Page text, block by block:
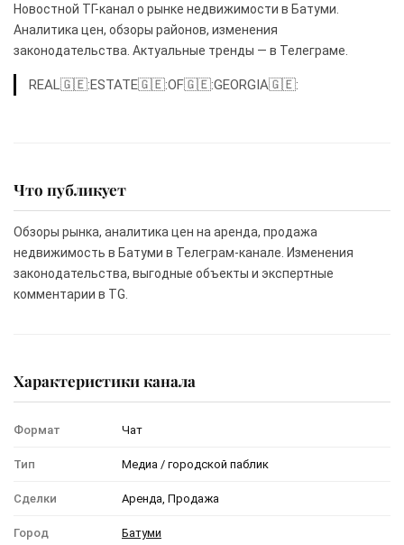
Новостной ТГ-канал о рынке недвижимости в Батуми.
Аналитика цен, обзоры районов, изменения
законодательства. Актуальные тренды — в Телеграме.
REAL🇬🇪:ESTATE🇬🇪:OF🇬🇪:GEORGIA🇬🇪:
Что публикует
Обзоры рынка, аналитика цен на аренда, продажа
недвижимость в Батуми в Телеграм-канале. Изменения
законодательства, выгодные объекты и экспертные
комментарии в TG.
Характеристики канала
Формат Чат
Тип Медиа / городской паблик
Сделки Аренда, Продажа
Город Батуми